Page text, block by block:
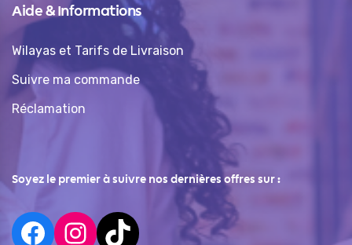
Aide & Informations
Wilayas et Tarifs de Livraison
Suivre ma commande
Réclamation
Soyez le premier à suivre nos dernières offres sur :